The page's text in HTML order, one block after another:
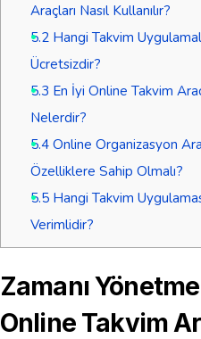
Araçları Nasıl Kullanılır?
5.2Hangi Takvim
Ücretsizdir?
5.3 En İyi Online Takvim
Nelerdir?
5.4Online Organizasyon
Özelliklere Sahip Olmalı?
5.5Hangi Takvim
Verimlidir?
Zamanı
Online Takvim